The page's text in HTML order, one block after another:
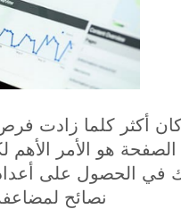
أكثر كلما زادت
الصفحة هو الأمر
في الحصول على
نصائح